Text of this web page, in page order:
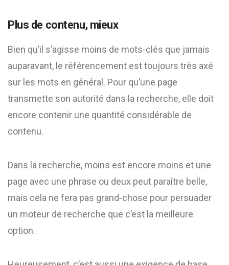
Plus de contenu, mieux
Bien qu’il s’agisse moins de mots-clés que jamais
auparavant, le référencement est toujours très axé
sur les mots en général. Pour qu’une page
transmette son autorité dans la recherche, elle doit
encore contenir une quantité considérable de
contenu.
Dans la recherche, moins est encore moins et une
page avec une phrase ou deux peut paraître belle,
mais cela ne fera pas grand-chose pour persuader
un moteur de recherche que c’est la meilleure
option.